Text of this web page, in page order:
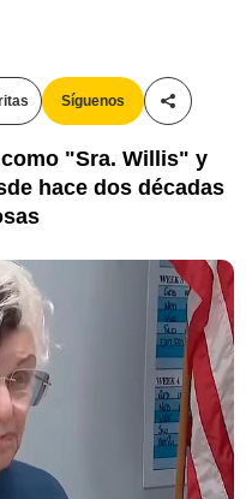
Síguenos
"Sra. Willis" y
hace dos décadas